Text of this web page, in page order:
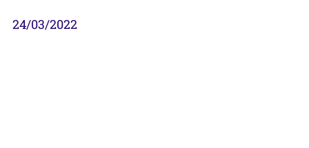
24/03/2022